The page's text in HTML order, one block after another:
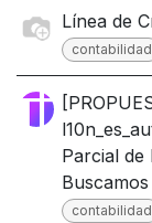
Línea de
contabilidad
Parcial de
contabilidad